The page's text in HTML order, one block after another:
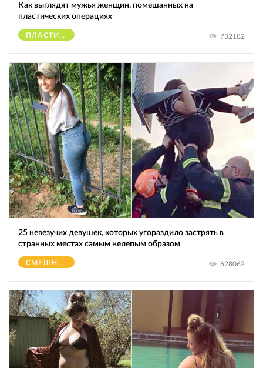
Как выглядят мужья женщин, помешанных на
пластических операциях
ПЛАСТИЧЕСКИЕ ОПЕРАЦИИ 732182
25 невезучих девушек, которых угораздило застрять в
странных местах самым нелепым образом
СМЕШНОЕ 628062